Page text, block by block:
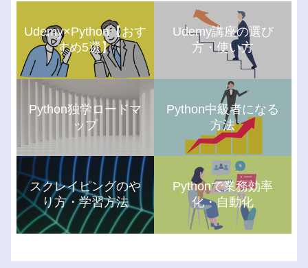
Udemy×Python【おす
すめ5選】
Udemy講座の選び
方・使い方
Python独学ロードマ
ップ
Python中級者になる
方法
スクレイピングのや
り方・学習方法
Pythonで業務効率
化・自動化